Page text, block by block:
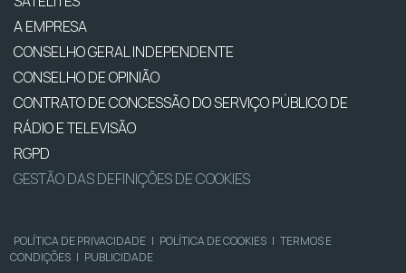
A EMPRESA
CONSELHO GERAL INDEPENDENTE
CONSELHO DE OPINIÃO
CONTRATO DE CONCESSÃO DO SERVIÇO PÚBLICO DE
RÁDIO E TELEVISÃO
RGPD
GESTÃO DAS DEFINIÇÕES DE COOKIES
POLÍTICA DE PRIVACIDADE | POLÍTICA DE COOKIES | TERMOS E
CONDIÇÕES | PUBLICIDADE